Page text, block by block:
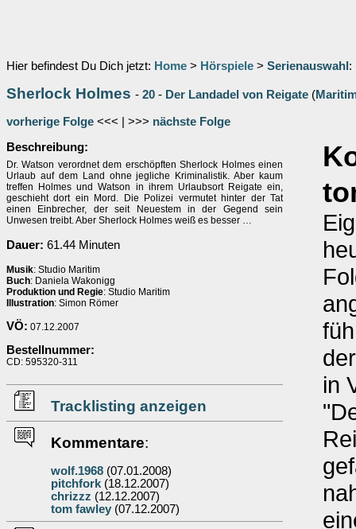
Hier befindest Du Dich jetzt: Home > Hörspiele > Serienauswahl :
Sherlock Holmes - 20 - Der Landadel von Reigate (
vorherige Folge <<< | >>> nächste Folge
Beschreibung:
Dr. Watson verordnet dem erschöpften Sherlock Holmes einen
Urlaub auf dem Land ohne jegliche Kriminalistik. Aber kaum
treffen Holmes und Watson in ihrem Urlaubsort Reigate ein,
geschieht dort ein Mord. Die Polizei vermutet hinter der Tat
einen Einbrecher, der seit Neuestem in der Gegend sein
Unwesen treibt. Aber Sherlock Holmes weiß es besser …
Dauer: 61.44 Minuten
Musik: Studio Maritim
Buch: Daniela Wakonigg
Produktion und Regie: Studio Maritim
Illustration: Simon Römer
VÖ: 07.12.2007
Bestellnummer:
CD: 595320-311
Tracklisting anzeigen
Kommentare:
wolf.1968 (07.01.2008)
pitchfork (18.12.2007)
chrizzz (12.12.2007)
tom fawley (07.12.2007)
in